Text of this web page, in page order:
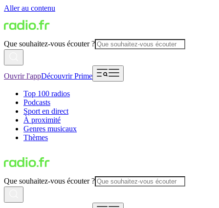
Aller au contenu
Que souhaitez-vous écouter ?
Ouvrir l'appDécouvrir Prime
Top 100 radios
Podcasts
Sport en direct
À proximité
Genres musicaux
Thèmes
Que souhaitez-vous écouter ?